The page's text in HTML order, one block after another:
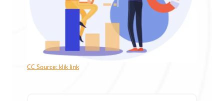
CC Source: klik link